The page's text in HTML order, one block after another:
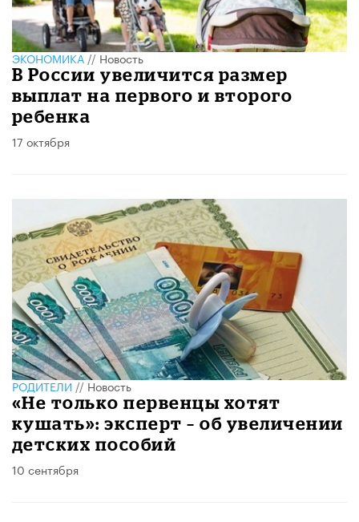
ЭКОНОМИКА//Новость
В России увеличится размер
выплат на первого и второго
ребенка
17 октября
РОДИТЕЛИ//Новость
«Не только первенцы хотят
кушать»: эксперт – об увеличении
детских пособий
10 сентября